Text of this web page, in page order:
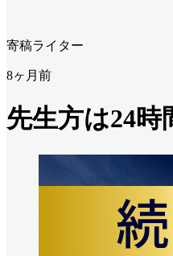
寄稿ライター
8ヶ月前
先生方は24時